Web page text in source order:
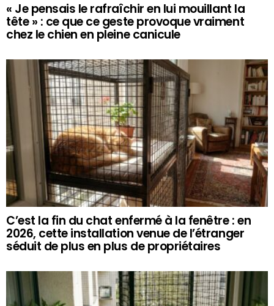
« Je pensais le rafraîchir en lui mouillant la
tête » : ce que ce geste provoque vraiment
chez le chien en pleine canicule
C’est la fin du chat enfermé à la fenêtre : en
2026, cette installation venue de l’étranger
séduit de plus en plus de propriétaires